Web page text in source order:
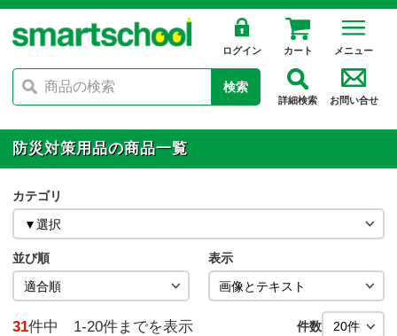
ログイン カート メニュー
検索
詳細検索 お問い合せ
防災対策用品の商品一覧
カテゴリ
並び順 表示
31件中 1-20件までを表示 件数